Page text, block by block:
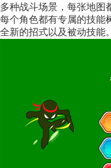
多种战斗场景，每张地图
每个角色都有专属的技能
全新的招式以及被动技能。